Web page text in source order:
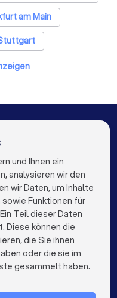
am Main
und Ihnen ein
analysieren wir den
wir Daten, um Inhalte
Funktionen für
Teil dieser Daten
Diese können die
die Sie ihnen
oder die sie im
gesammelt haben.